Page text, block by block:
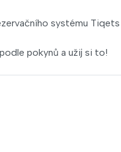
systému Tiqets
pokynů a užij si to!